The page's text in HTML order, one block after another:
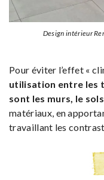
Design intérieur
Pour éviter l’effet «
utilisation entre les
sont les murs, le
matériaux, en
travaillant les